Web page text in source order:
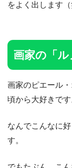
をよく出します（
画家の「ル
画家のピエール
頃から大好きです
なんでこんなに
す。